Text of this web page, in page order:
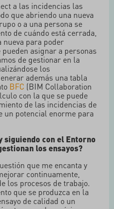
a las incidencias las
que abriendo una nueva
o a una persona se
de cuándo está cerrada,
para poder
asignar a personas
de gestionar en la
los
además una tabla
BFC (BIM Collaboration
con la que se puede
de las incidencias de
un potencial enorme para
con el Entorno
los ensayos?
que me encanta y
continuamente,
los procesos de trabajo.
que se produzca en la
de calidad o un